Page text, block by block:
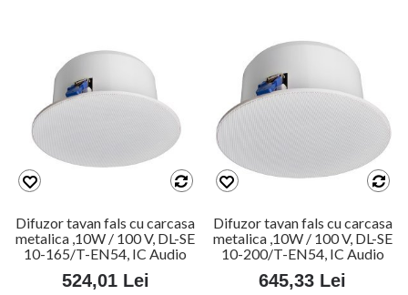
Difuzor tavan fals cu carcasa
metalica ,10W / 100 V, DL-SE
10-165/T-EN54, IC Audio
524,01 Lei
Difuzor tavan fals cu carcasa
metalica ,10W / 100 V, DL-SE
10-200/T-EN54, IC Audio
645,33 Lei